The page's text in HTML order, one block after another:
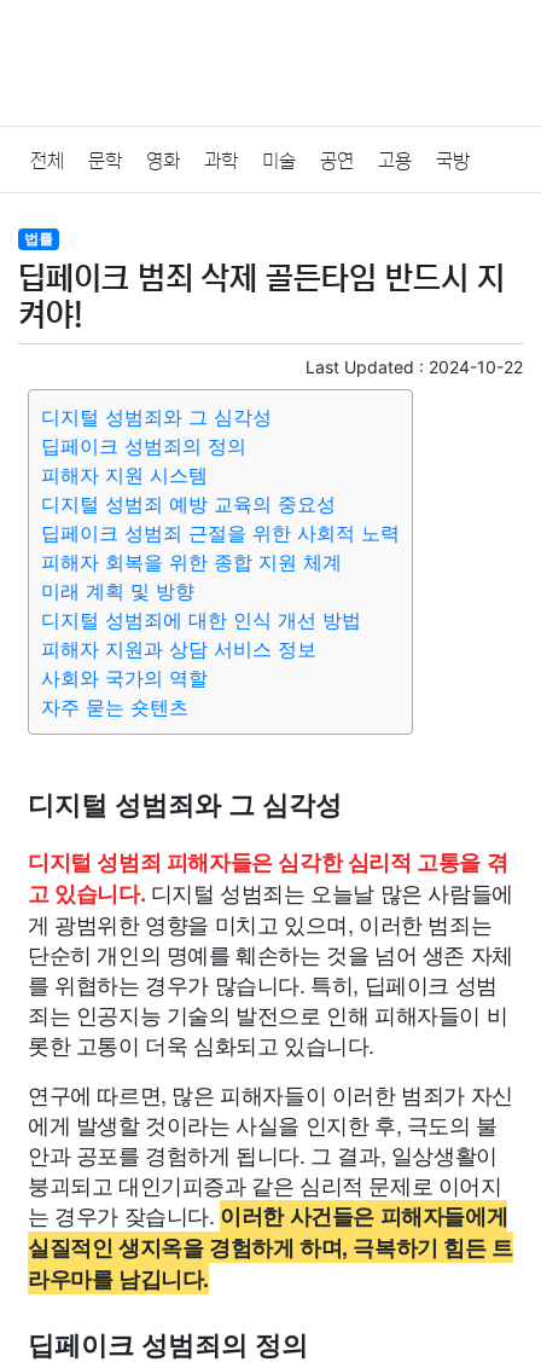
전체 문학 영화 과학 미술 공연 고용 국방
법률
질병 가요 방송 일상 주식 암호화폐 블록체인
미용 증권 인테리어
요리 상품리뷰 원예 금융
대출 자동차 취미 여행 맛집
종교 사회 정치 건강 의료 의학
부동산 외국어 교육 교통 생활 기타
법률
딥페이크 범죄 삭제 골든타임 반드시 지
켜야!
Last Updated : 2024-10-22
디지털 성범죄와 그 심각성
딥페이크 성범죄의 정의
피해자 지원 시스템
디지털 성범죄 예방 교육의 중요성
딥페이크 성범죄 근절을 위한 사회적 노력
피해자 회복을 위한 종합 지원 체계
미래 계획 및 방향
디지털 성범죄에 대한 인식 개선 방법
피해자 지원과 상담 서비스 정보
사회와 국가의 역할
자주 묻는 숏텐츠
디지털 성범죄와 그 심각성
디지털 성범죄 피해자들은 심각한 심리적 고통을 겪
고 있습니다. 디지털 성범죄는 오늘날 많은 사람들에
게 광범위한 영향을 미치고 있으며, 이러한 범죄는
단순히 개인의 명예를 훼손하는 것을 넘어 생존 자체
를 위협하는 경우가 많습니다. 특히, 딥페이크 성범
죄는 인공지능 기술의 발전으로 인해 피해자들이 비
롯한 고통이 더욱 심화되고 있습니다.
연구에 따르면, 많은 피해자들이 이러한 범죄가 자신
에게 발생할 것이라는 사실을 인지한 후, 극도의 불
안과 공포를 경험하게 됩니다. 그 결과, 일상생활이
붕괴되고 대인기피증과 같은 심리적 문제로 이어지
는 경우가 잦습니다. 이러한 사건들은 피해자들에게
실질적인 생지옥을 경험하게 하며, 극복하기 힘든 트
라우마를 남깁니다.
딥페이크 성범죄의 정의